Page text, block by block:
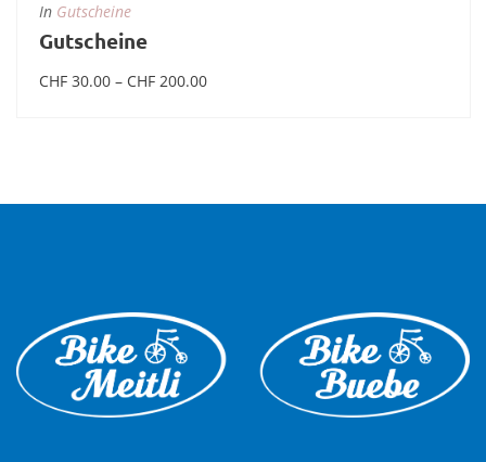
In Gutscheine
Gutscheine
CHF 30.00 – CHF 200.00Preisspanne: